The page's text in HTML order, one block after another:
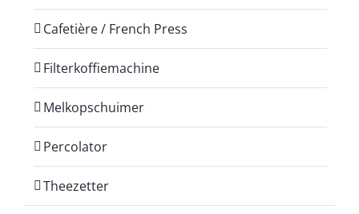
Cafetière / French Press
Filterkoffiemachine
Melkopschuimer
Percolator
Theezetter